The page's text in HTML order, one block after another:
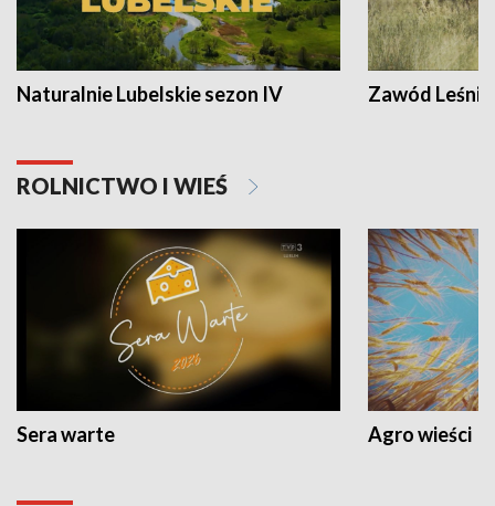
Naturalnie Lubelskie sezon IV Zawód Leśnik
ROLNICTWO I WIEŚ
Sera warte Agro wieści